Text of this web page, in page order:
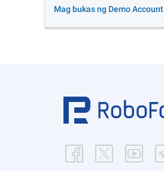
Mag bukas ng Demo Account